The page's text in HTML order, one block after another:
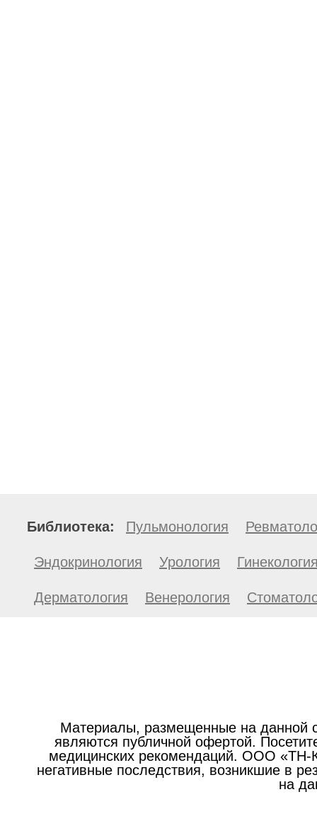
Библиотека: Пульмонология
Эндокринология Урология
Дерматология Венерология
Материалы, размещенные на данной
являются публичной офертой.
медицинских рекомендаций. ООО «ТН-
негативные последствия, возникшие в
на